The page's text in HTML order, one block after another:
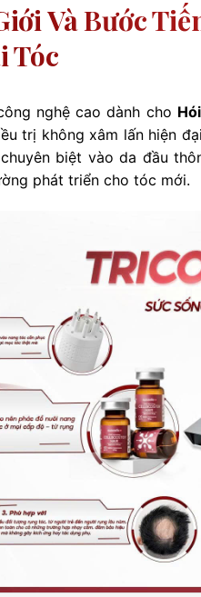
Và Bước
Tóc
nghệ cao dành cho
trị không xâm lấn hiện
biệt vào da đầu
phát triển cho tóc mới.